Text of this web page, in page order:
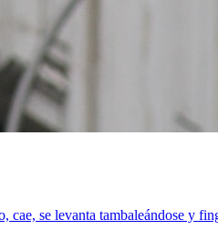
se levanta tambaleándose y